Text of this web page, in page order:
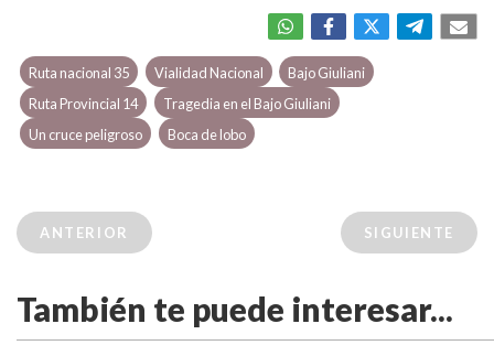
Ruta nacional 35 Vialidad Nacional
Bajo Giuliani
Ruta Provincial 14
Tragedia en el Bajo Giuliani
Un cruce peligroso
Boca de lobo
ANTERIOR SIGUIENTE
También te puede interesar...